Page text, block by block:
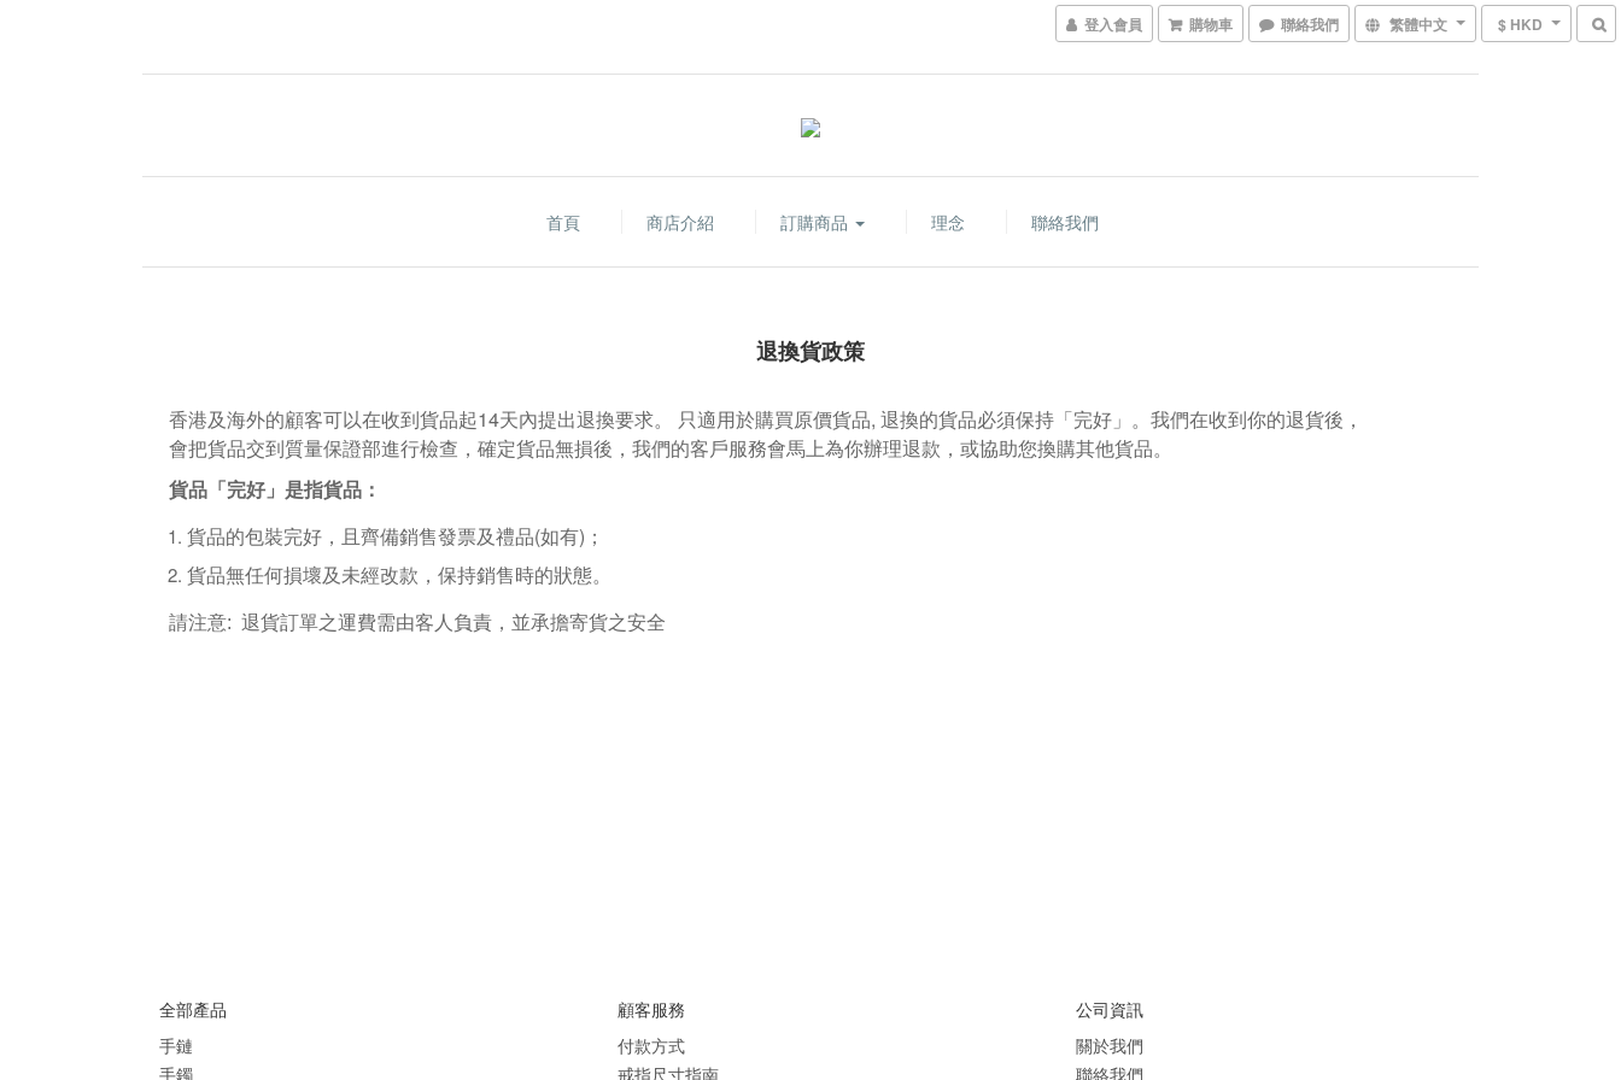
登入會員 購物車 聯絡我們 繁體中文 $ HKD
首頁 商店介紹 訂購商品 理念 聯絡我們
退換貨政策
香港及海外的顧客可以在收到貨品起14天內提出退換要求。 只適用於購買原價貨品, 退換的貨品必須保持「完好」。我們在收到你的退貨後，
會把貨品交到質量保證部進行檢查，確定貨品無損後，我們的客戶服務會馬上為你辦理退款，或協助您換購其他貨品。
貨品「完好」是指貨品：
貨品的包裝完好，且齊備銷售發票及禮品(如有)；
貨品無任何損壞及未經改款，保持銷售時的狀態。
請注意: 退貨訂單之運費需由客人負責，並承擔寄貨之安全
全部產品
手鏈
手鐲
顧客服務
付款方式
戒指尺寸指南
公司資訊
關於我們
聯絡我們